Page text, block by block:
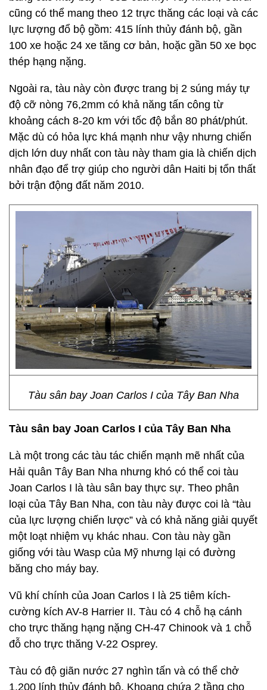
cũng có thể mang theo 12 trực thăng các loại và các
lực lượng đổ bộ gồm: 415 lính thủy đánh bộ, gần
100 xe hoặc 24 xe tăng cơ bản, hoặc gần 50 xe bọc
thép hạng nặng.
Ngoài ra, tàu này còn được trang bị 2 súng máy tự
độ cỡ nòng 76,2mm có khả năng tấn công từ
khoảng cách 8-20 km với tốc độ bắn 80 phát/phút.
Mặc dù có hỏa lực khá mạnh như vậy nhưng chiến
dịch lớn duy nhất con tàu này tham gia là chiến dịch
nhân đạo để trợ giúp cho người dân Haiti bị tổn thất
bởi trận động đất năm 2010.
Tàu sân bay Joan Carlos I của Tây Ban Nha
Tàu sân bay Joan Carlos I của Tây Ban Nha
Là một trong các tàu tác chiến mạnh mẽ nhất của
Hải quân Tây Ban Nha nhưng khó có thể coi tàu
Joan Carlos I là tàu sân bay thực sự. Theo phân
loại của Tây Ban Nha, con tàu này được coi là “tàu
của lực lượng chiến lược” và có khả năng giải quyết
một loạt nhiệm vụ khác nhau. Con tàu này gần
giống với tàu Wasp của Mỹ nhưng lại có đường
băng cho máy bay.
Vũ khí chính của Joan Carlos I là 25 tiêm kích-
cường kích AV-8 Harrier II. Tàu có 4 chỗ hạ cánh
cho trực thăng hạng nặng CH-47 Chinook và 1 chỗ
đỗ cho trực thăng V-22 Osprey.
Tàu có độ giãn nước 27 nghìn tấn và có thể chở
1.200 lính thủy đánh bộ. Khoang chứa 2 tầng cho